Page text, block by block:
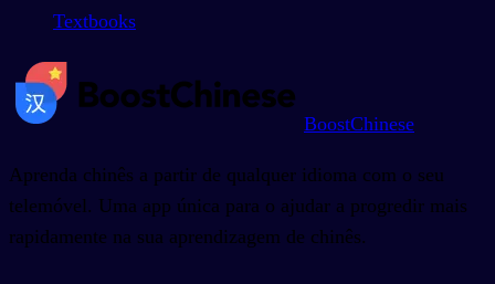
Textbooks
BoostChinese
Aprenda chinês a partir de qualquer idioma com o seu
telemóvel. Uma app única para o ajudar a progredir mais
rapidamente na sua aprendizagem de chinês.